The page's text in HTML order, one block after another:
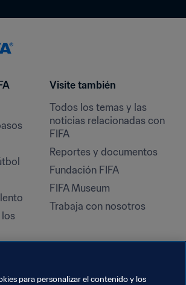
y lucha
Visite también
Todos los temas y las
noticias relacionadas con
FIFA
Reportes y documentos
Fundación FIFA
FIFA Museum
Trabaja con nosotros
para personalizar el contenido y los